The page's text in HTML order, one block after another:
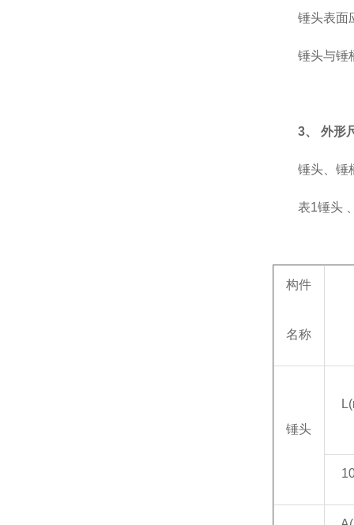
锤头表面
锤头与锤
3、 外形
锤头、锤
表1锤头
构件
名称
锤头